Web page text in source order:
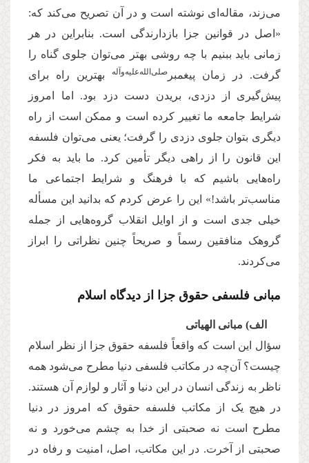
می‌زند، مقاله‌ای نوشته است و در آن تصریح می‌کند که:
«اصل در قوانین جزا بازدارندگی است. بنابراین در هر
زمانی باید ببنیم با چه روشی بهتر می‌توان جلوی گناه را
گرفت. در زمان پیغمبر صلی‌الله‌علیه‌وآله
بهترین راه برای
پیش‌گیری از دزدی، بریدن دست دزد بود. اما امروز
شرایط جامعه ما تغییر کرده است و ممکن است از راه
دیگری بتوان جلوی دزدی را گرفت؛ یعنی می‌توان فلسفه
این قانون را از راهی دیگر تأمین کرد. ما باید به فکر
راه‌هایی باشیم که با فرهنگ و شرایط اجتماعی ما
مناسب‌تر باشد!» این را عرض کردم که بدانید این مسأله
خیلی جدی است و از اوایل انقلاب گروه‌هایی از جمله
گروهک منافقین رسماً و صریحاً چنین نظراتی را ابراز
می‌کردند.
مبانی فلسفی حقوق جزا از دیدگاه اسلام
الف) مبانی الهیاتی
سؤال این است که واقعاً فلسفه حقوق جزا از نظر اسلام
چیست؟ آن‌چه در مکاتب فلسفی دنیا مطرح می‌شود همه
ناظر به زندگی انسان در این دنیا و آثار و لوازم آن هستند.
در هیچ یک از مکاتب فلسفه حقوق که امروز در دنیا
مطرح است نه صحبتی از خدا به چشم می‌خورد و نه
صحبتی از آخرت. در این مکاتب، اصل، امنیت و رفاه در